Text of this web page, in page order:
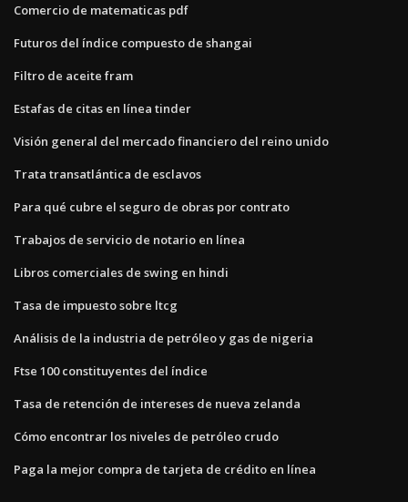
Comercio de matematicas pdf
Futuros del índice compuesto de shangai
Filtro de aceite fram
Estafas de citas en línea tinder
Visión general del mercado financiero del reino unido
Trata transatlántica de esclavos
Para qué cubre el seguro de obras por contrato
Trabajos de servicio de notario en línea
Libros comerciales de swing en hindi
Tasa de impuesto sobre ltcg
Análisis de la industria de petróleo y gas de nigeria
Ftse 100 constituyentes del índice
Tasa de retención de intereses de nueva zelanda
Cómo encontrar los niveles de petróleo crudo
Paga la mejor compra de tarjeta de crédito en línea